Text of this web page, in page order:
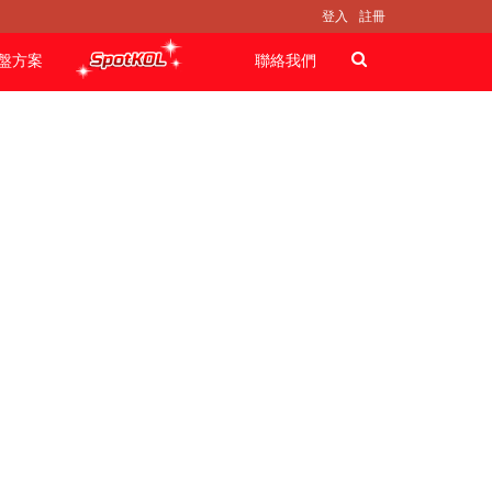
登入 註冊
方案 聯絡我們